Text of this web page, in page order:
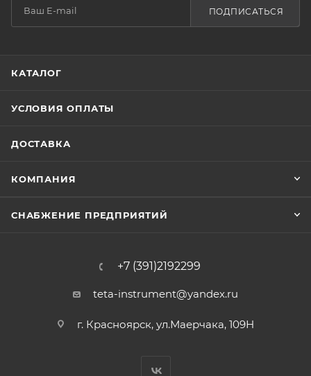
ПОДПИСАТЬСЯ
КАТАЛОГ
УСЛОВИЯ ОПЛАТЫ
ДОСТАВКА
КОМПАНИЯ
СНАБЖЕНИЕ ПРЕДПРИЯТИЙ
+7 (391)2192299
teta-instrument@yandex.ru
г. Красноярск, ул.Маерчака, 109Н